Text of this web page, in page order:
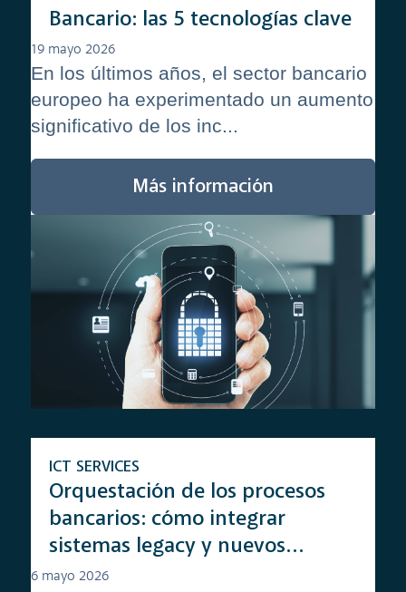
Bancario: las 5 tecnologías clave
19 mayo 2026
En los últimos años, el sector bancario
europeo ha experimentado un aumento
significativo de los inc...
Más información
Orquestación de los procesos
bancarios: cómo integrar
sistemas legacy y nuevos
servicios digitales en la nube
ICT SERVICES
6 mayo 2026